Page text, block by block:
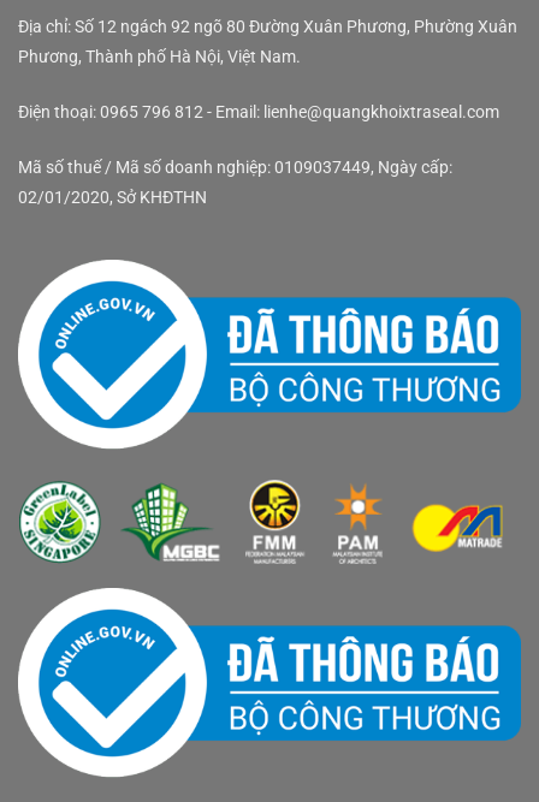
Địa chỉ: Số 12 ngách 92 ngõ 80 Đường Xuân Phương, Phường Xuân
Phương, Thành phố Hà Nội, Việt Nam.
Điện thoại: 0965 796 812 - Email: lienhe@quangkhoixtraseal.com
Mã số thuế / Mã số doanh nghiệp: 0109037449, Ngày cấp:
02/01/2020, Sở KHĐTHN